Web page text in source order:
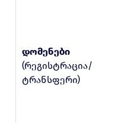
დომენები
(რეგისტრაცია/
ტრანსფერი)